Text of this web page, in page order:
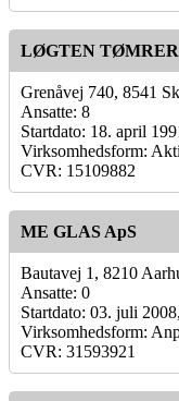
LØGTEN
Grenåvej 740, 8541
Ansatte: 8
Startdato: 18. april
Virksomhedsform:
CVR: 15109882
ME GLAS ApS
Bautavej 1, 8210
Ansatte: 0
Startdato: 03. juli 2008,
Virksomhedsform:
CVR: 31593921